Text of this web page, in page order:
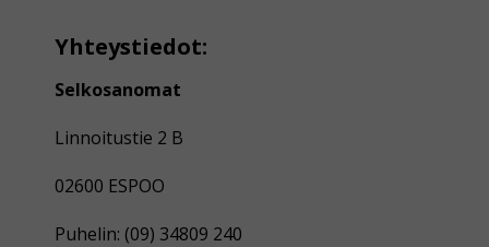
Yhteystiedot:
Selkosanomat
Linnoitustie 2 B
02600 ESPOO
Puhelin: (09) 34809 240